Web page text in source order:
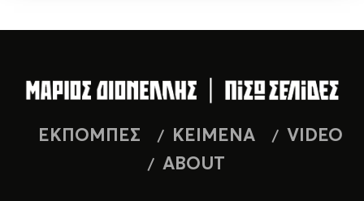
ΕΚΠΟΜΠΕΣ ΚΕΙΜΕΝΑ
VIDEO
ABOUT